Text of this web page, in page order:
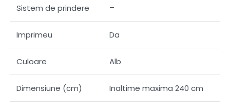
Sistem de prindere –
Imprimeu Da
Culoare Alb
Dimensiune (cm) Inaltime maxima 240 cm